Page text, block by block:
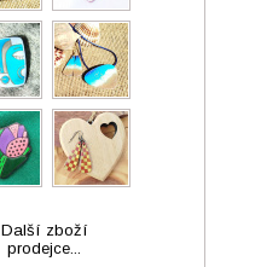
Další zboží
prodejce...